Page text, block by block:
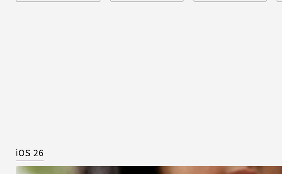
iOS 26